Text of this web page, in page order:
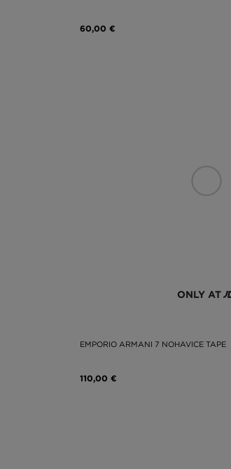
60,00 €
ONLY AT
EMPORIO ARMANI 7 NOHAVICE TAPE
110,00 €